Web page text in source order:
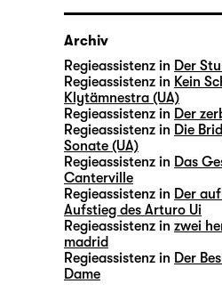
Archiv
Regieassistenz in Der
Regieassistenz in Kein
Klytämnestra (UA)
Regieassistenz in Der
Regieassistenz in Die
Sonate (UA)
Regieassistenz in Das
Canterville
Regieassistenz in Der
Aufstieg des Arturo Ui
Regieassistenz in zwei
madrid
Regieassistenz in Der
Dame